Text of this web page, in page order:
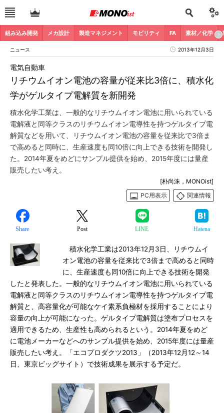
組み込み開発 メカ設計 製造マネジメント モビリティ FA 素材／化学
ニュース 2013年12月3日
リチウムイオン電池の容量が従来比3倍に、積水化
学がゲルタイプ電解質を新開発
電気自動車
積水化学工業は、一般的なリチウムイオン電池に用いられている
電解液と同等クラスのリチウムイオン電導性を持つゲルタイプ電
解質などを用いて、リチウムイオン電池の容量を従来比で3倍ま
で高めると同時に、生産速度も同10倍に向上できる技術を開発し
た。2014年夏をめどにサンプル提供を始め、2015年度には量産
販売したい考え。
[朴尚洙，MONOist]
PC用表示
関連情報
Share Post LINE Hatena
積水化学工業は2013年12月3日、リチウムイ
オン電池の容量を従来比で3倍まで高めると同時
に、生産速度も同10倍に向上できる技術を開発
したと発表した。一般的なリチウムイオン電池に用いられている
電解液と同等クラスのリチウムイオン電導性を持つゲルタイプ電
解質と、高容量化が可能なケイ素系負極材を採用することにより
容量の向上が可能になった。ゲルタイプ電解質は塗布プロセスを
適用できるため、生産性も高められるという。2014年夏をめど
に電池メーカーなどへのサンプル提供を始め、2015年度には量産
販売したい考え。「エコプロダクツ2013」（2013年12月12～14
日、東京ビッグサイト）で技術成果を展示する予定だ。